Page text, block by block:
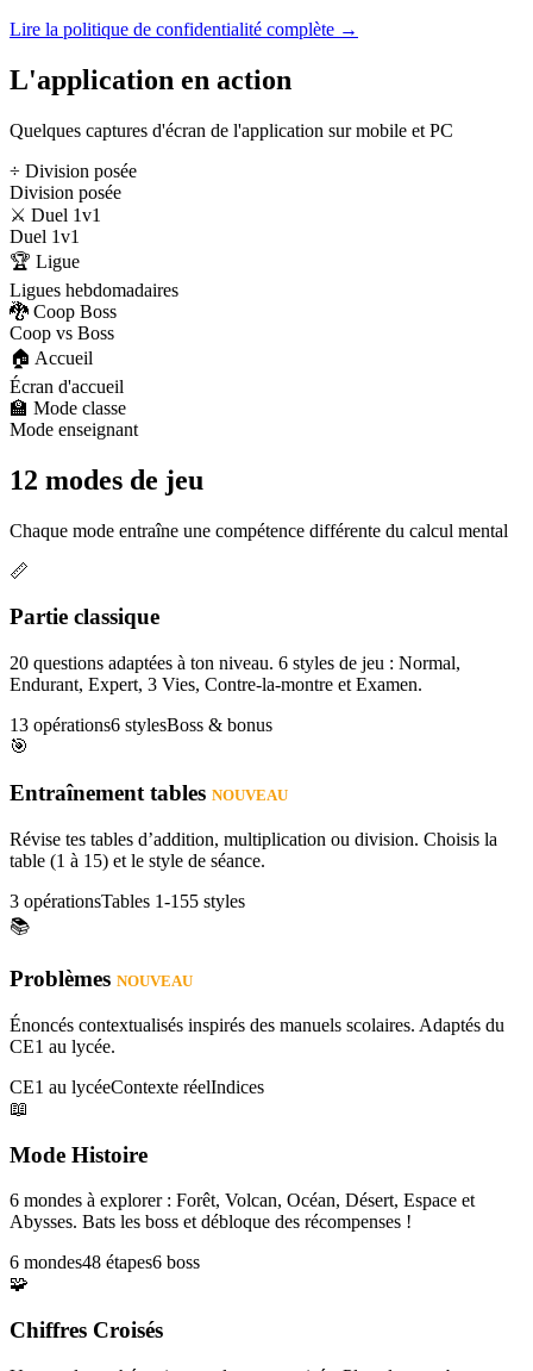
Lire la politique de confidentialité complète →
L'application en action
Quelques captures d'écran de l'application sur mobile et PC
÷ Division posée
Division posée
⚔️ Duel 1v1
Duel 1v1
🏆 Ligue
Ligues hebdomadaires
🐉 Coop Boss
Coop vs Boss
🏠 Accueil
Écran d'accueil
🏫 Mode classe
Mode enseignant
12 modes de jeu
Chaque mode entraîne une compétence différente du calcul mental
📏
Partie classique
20 questions adaptées à ton niveau. 6 styles de jeu : Normal,
Endurant, Expert, 3 Vies, Contre-la-montre et Examen.
13 opérations6 stylesBoss & bonus
🎯
Entraînement tables NOUVEAU
Révise tes tables d’addition, multiplication ou division. Choisis la
table (1 à 15) et le style de séance.
3 opérationsTables 1-155 styles
📚
Problèmes NOUVEAU
Énoncés contextualisés inspirés des manuels scolaires. Adaptés du
CE1 au lycée.
CE1 au lycéeContexte réelIndices
📖
Mode Histoire
6 mondes à explorer : Forêt, Volcan, Océan, Désert, Espace et
Abysses. Bats les boss et débloque des récompenses !
6 mondes48 étapes6 boss
🧩
Chiffres Croisés